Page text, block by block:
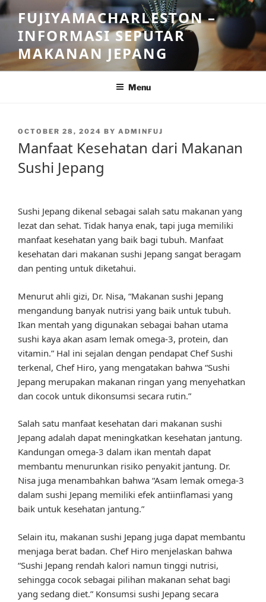
Skip
to
content
FUJIYAMACHARLESTON –
INFORMASI SEPUTAR
MAKANAN JEPANG
Menu
POSTED
OCTOBER 28, 2024 BY ADMINFUJ
Manfaat Kesehatan dari Makanan
Sushi Jepang
Sushi Jepang dikenal sebagai salah satu makanan yang
lezat dan sehat. Tidak hanya enak, tapi juga memiliki
manfaat kesehatan yang baik bagi tubuh. Manfaat
kesehatan dari makanan sushi Jepang sangat beragam
dan penting untuk diketahui.
Menurut ahli gizi, Dr. Nisa, “Makanan sushi Jepang
mengandung banyak nutrisi yang baik untuk tubuh.
Ikan mentah yang digunakan sebagai bahan utama
sushi kaya akan asam lemak omega-3, protein, dan
vitamin.” Hal ini sejalan dengan pendapat Chef Sushi
terkenal, Chef Hiro, yang mengatakan bahwa “Sushi
Jepang merupakan makanan ringan yang menyehatkan
dan cocok untuk dikonsumsi secara rutin.”
Salah satu manfaat kesehatan dari makanan sushi
Jepang adalah dapat meningkatkan kesehatan jantung.
Kandungan omega-3 dalam ikan mentah dapat
membantu menurunkan risiko penyakit jantung. Dr.
Nisa juga menambahkan bahwa “Asam lemak omega-3
dalam sushi Jepang memiliki efek antiinflamasi yang
baik untuk kesehatan jantung.”
Selain itu, makanan sushi Jepang juga dapat membantu
menjaga berat badan. Chef Hiro menjelaskan bahwa
“Sushi Jepang rendah kalori namun tinggi nutrisi,
sehingga cocok sebagai pilihan makanan sehat bagi
yang sedang diet.” Konsumsi sushi Jepang secara